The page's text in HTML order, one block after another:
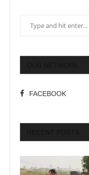
FACEBOOK